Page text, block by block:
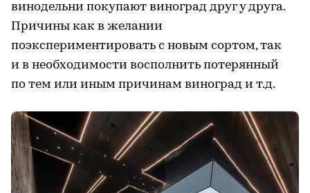
винодельни покупают виноград друг у друга.
Причины как в желании
поэкспериментировать с новым сортом, так
и в необходимости восполнить потерянный
по тем или иным причинам виноград и т.д.